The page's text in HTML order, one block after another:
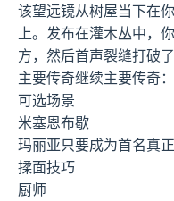
该望远镜从树屋当下在
上。发布在灌木丛中，
方，然后首声裂缝打破
主要传奇继续主要传奇：
可选场景
米塞恩布歇
玛丽亚只要成为首名真
揉面技巧
厨师